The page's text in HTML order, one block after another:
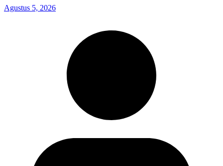
Agustus 5, 2026